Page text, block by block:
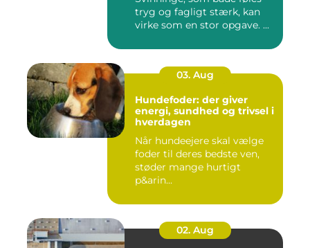
tryg og fagligt stærk, kan
virke som en stor opgave. ...
03. Aug
Hundefoder: der giver
energi, sundhed og trivsel i
hverdagen
Når hundeejere skal vælge
foder til deres bedste ven,
støder mange hurtigt
p&arin...
02. Aug